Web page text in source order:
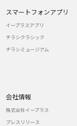
スマートフォンアプリ
イープラスアプリ
チラシクラシック
チラシミュージアム
会社情報
株式会社イープラス
プレスリリース